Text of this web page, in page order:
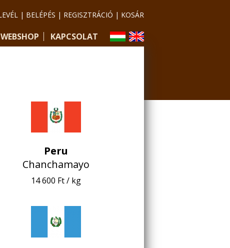
| BELÉPÉS | REGISZTRÁCIÓ | KOSÁR
WEBSHOP KAPCSOLAT
Peru
Chanchamayo
14 600 Ft / kg